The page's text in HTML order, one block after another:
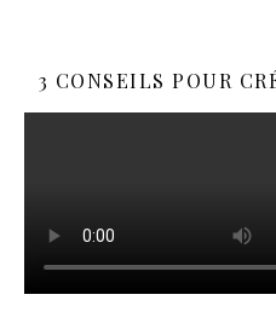
3 CONSEILS POUR